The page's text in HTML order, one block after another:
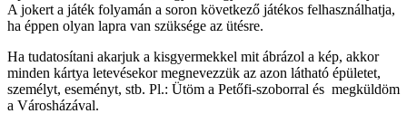
A jokert a játék folyamán a soron következő játékos felhasználhatja,
ha éppen olyan lapra van szüksége az ütésre.
Ha tudatosítani akarjuk a kisgyermekkel mit ábrázol a kép, akkor
minden kártya letevésekor megnevezzük az azon látható épületet,
személyt, eseményt, stb. Pl.: Ütöm a Petőfi-szoborral és megküldöm
a Városházával.